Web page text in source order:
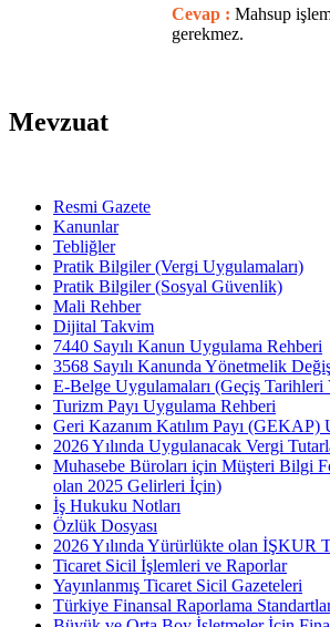
Cevap : Mahsup
gerekmez.
Mevzuat
Resmi Gazete
Kanunlar
Tebliğler
Pratik Bilgiler (Vergi Uygulamaları)
Pratik Bilgiler (Sosyal Güvenlik)
Mali Rehber
Dijital Takvim
7440 Sayılı Kanun Uygulama Rehberi
3568 Sayılı Kanunda Yönetmelik
E-Belge Uygulamaları (Geçiş Tarihleri
Turizm Payı Uygulama Rehberi
Geri Kazanım Katılım Payı (GEKAP)
2026 Yılında Uygulanacak Vergi
Muhasebe Büroları için Müşteri Bilgi
olan 2025 Gelirleri İçin)
İş Hukuku Notları
Özlük Dosyası
2026 Yılında Yürürlükte olan İŞKUR
Ticaret Sicil İşlemleri ve Raporlar
Yayınlanmış Ticaret Sicil Gazeteleri
Türkiye Finansal Raporlama